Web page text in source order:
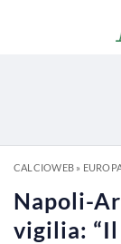
CALCIOWEB»
Napoli-
vigilia: